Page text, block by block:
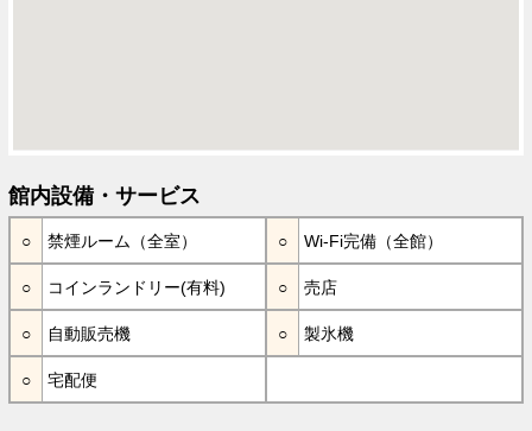
館内設備・サービス
禁煙ルーム（全室） Wi-Fi完備（全館）
コインランドリー(有料) 売店
自動販売機 製氷機
宅配便